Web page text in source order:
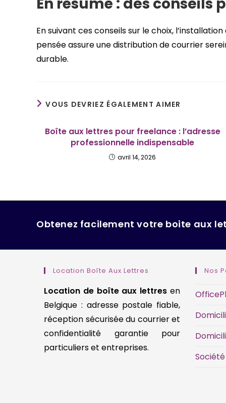
En suivant ces conseils sur le choix,
pensée assure une distribution de courrier
durable.
VOUS DEVRIEZ ÉGALEMENT AIMER
Boîte aux lettres pour freelance : l’adresse
professionnelle indispensable
avril 14, 2026
Obtenez facilement votre boite aux
Location Boîte Aux Lettres
Location de boîte aux lettres en
Belgique : adresse postale fiable,
réception sécurisée du courrier et
confidentialité garantie pour
particuliers et entreprises.
Nos